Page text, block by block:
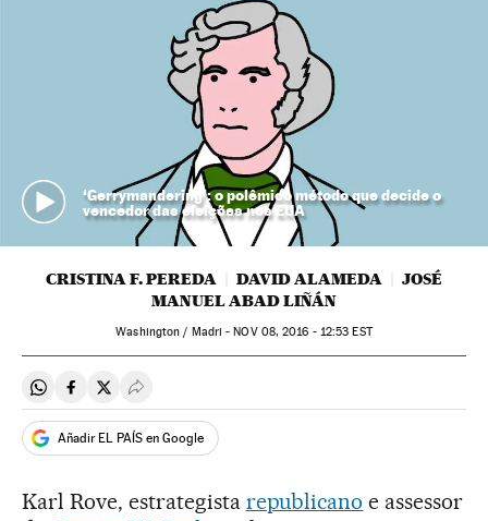
‘Gerrymandering’: o polêmico método que decide o
vencedor das eleições nos EUA
CRISTINA F. PEREDA DAVID ALAMEDA
JOSÉ
MANUEL ABAD LIÑÁN
Washington / Madri -NOV08, 2016 - 12:53 EST
Compartir en Whatsapp
Compartir en Facebook
Compartir en Twitter
Desplegar Redes Sociales
Añadir EL PAÍS en Google
Karl Rove, estrategista republicano e assessor